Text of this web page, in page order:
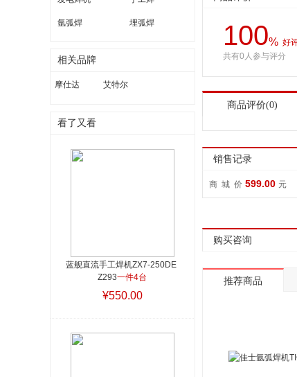
100% 好
共有0人参与评分
商品评价(0)
销售记录
商 城 价 599.00 元
购买咨询
推荐商品
氩弧焊 埋弧焊
相关品牌
摩仕达 艾特尔
看了又看
蓝舰直流手工焊机ZX7-250DE
Z293一件4台
¥550.00